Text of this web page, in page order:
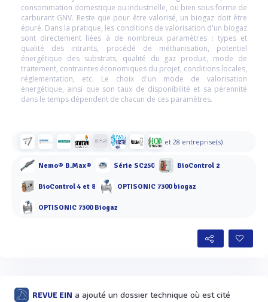
consommation domestique ou industrielle, ou bien sous forme de
carburant GNV. Reste que pour être valorisé, un biogaz doit être
épuré. Dans la pratique, les conditions de valorisation d'un biogaz
sont directement liées à de nombreux paramètres : types et
qualité des intrants, procédé de méthanisation, potentiel
énergétique des substrats, qualité du gaz produit, mode de
traitement, contraintes économiques du projet, conditions locales,
réglementation, etc. Le choix d'un mode de valorisation
énergétique, ainsi que son taux de disponibilité et sa pérennité
dans le temps dépendent de chacun de ces paramètres.
et 28 entreprise(s)
Nemo® B.Max® Série SC250 BioControl 2
BioControl 4 et 8 OPTISONIC 7300 biogaz
OPTISONIC 7300 Biogaz
REVUE EIN a ajouté un dossier technique où est cité